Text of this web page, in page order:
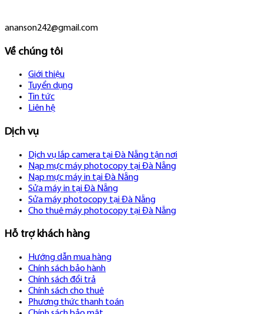
ananson242@gmail.com
Về chúng tôi
Giới thiệu
Tuyển dụng
Tin tức
Liên hệ
Dịch vụ
Dịch vụ lắp camera tại Đà Nẵng tận nơi
Nạp mực máy photocopy tại Đà Nẵng
Nạp mực máy in tại Đà Nẵng
Sửa máy in tại Đà Nẵng
Sửa máy photocopy tại Đà Nẵng
Cho thuê máy photocopy tại Đà Nẵng
Hỗ trợ khách hàng
Hướng dẫn mua hàng
Chính sách bảo hành
Chính sách đổi trả
Chính sách cho thuê
Phương thức thanh toán